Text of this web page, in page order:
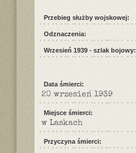
Przebieg służby wojskowej:
Odznaczenia:
Wrzesień 1939 - szlak bojowy:
Data śmierci:
20 wrzesień 1939
Miejsce śmierci:
w Laskach
Przyczyna śmierci: